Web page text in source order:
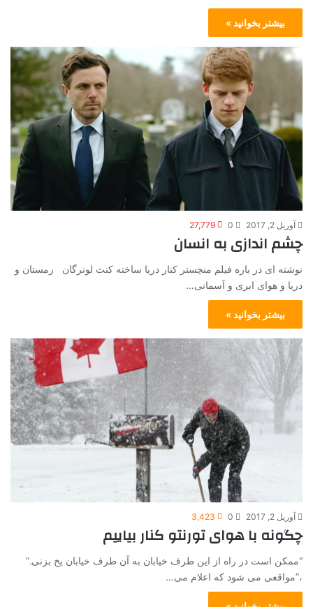
بیشتر بخوانید »
آوریل 2, 2017 0
27,779
چشم اندازی به انسان
نوشته ای در باره فیلم منچستر کنار دریا ساخته کنث لونرگان زمستان و
دریا و هوای ابری و آسمانی…
بیشتر بخوانید »
آوریل 2, 2017 0
3,423
چگونه با هوای تورنتو کنار بیاییم
“ممکن است در راه از این طرف خیابان به آن طرف خیابان یخ بزنی.”
،”مواقعی می شود که اعلام می…